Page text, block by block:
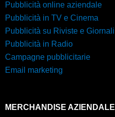
Pubblicità online aziendale
Pubblicità in TV e Cinema
Pubblicità su Riviste e Giornali
Pubblicità in Radio
Campagne pubblicitarie
Email marketing
MERCHANDISE AZIENDALE